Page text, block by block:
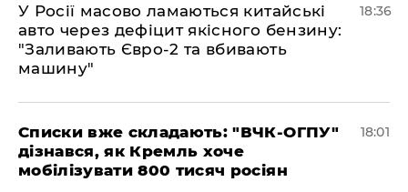
У Росії масово ламаються китайські
авто через дефіцит якісного бензину:
"Заливають Євро-2 та вбивають
машину"
18:36
Списки вже складають: "ВЧК-ОГПУ"
дізнався, як Кремль хоче
мобілізувати 800 тисяч росіян
18:01